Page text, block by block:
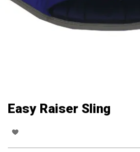
Easy Raiser Sling